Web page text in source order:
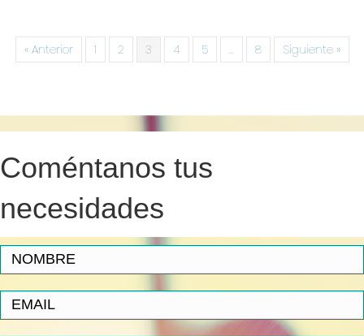
« Anterior 1 2 3 4 5 … 8 Siguiente »
Coméntanos tus
necesidades